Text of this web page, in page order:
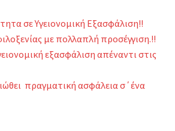
σε Υγειονομική Εξασφάλιση!!
με πολλαπλή προσέγγιση.!!
εξασφάλιση απέναντι στις
πραγματική ασφάλεια σ΄ένα